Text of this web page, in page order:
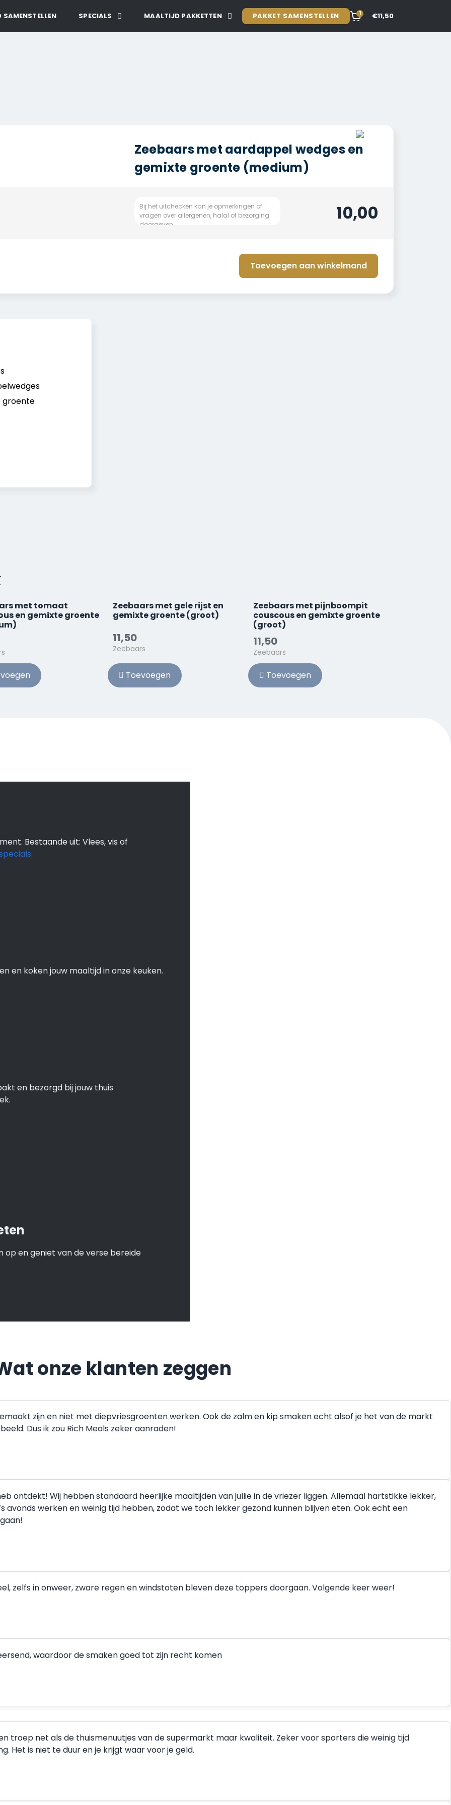
SPECIALS MAALTIJD PAKKETTEN PAKKET SAMENSTELLEN 1 €11,50
Zeebaars met aardappel wedges en
gemixte groente (medium)
10,00
Toevoegen aan winkelmand
groente
met tomaat
en gemixte groente
Zeebaars met gele rijst en
gemixte groente (groot)
11,50
Zeebaars
Toevoegen
Zeebaars met pijnboompit
couscous en gemixte groente
(groot)
11,50
Zeebaars
Toevoegen
doen de boodschappen koken
Bestaande uit: Vlees, vis of
en koken jouw maaltijd in onze keuken.
en bezorgd bij jouw thuis
op en geniet van de verse bereide
onze klanten zeggen
zijn en niet met diepvriesgroenten werken. Ook de zalm en kip smaken echt alsof je het van de markt
Dus ik zou Rich Meals zeker aanraden!
ontdekt! Wij hebben standaard heerlijke maaltijden van jullie in de vriezer liggen. Allemaal hartstikke lekker,
avonds werken en weinig tijd hebben, zodat we toch lekker gezond kunnen blijven eten. Ook echt een
zelfs in onweer, zware regen en windstoten bleven deze toppers doorgaan. Volgende keer weer!
waardoor de smaken goed tot zijn recht komen
troep net als de thuismenuutjes van de supermarkt maar kwaliteit. Zeker voor sporters die weinig tijd
Het is niet te duur en je krijgt waar voor je geld.